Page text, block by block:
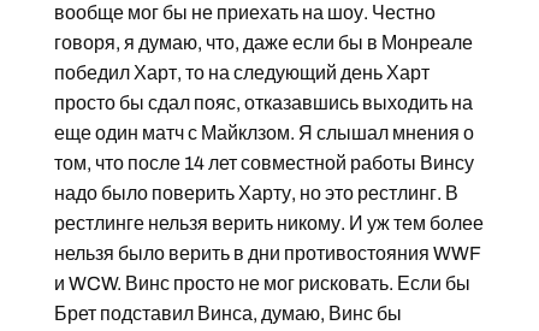
вообще мог бы не приехать на шоу. Честно
говоря, я думаю, что, даже если бы в Монреале
победил Харт, то на следующий день Харт
просто бы сдал пояс, отказавшись выходить на
еще один матч с Майклзом. Я слышал мнения о
том, что после 14 лет совместной работы Винсу
надо было поверить Харту, но это рестлинг. В
рестлинге нельзя верить никому. И уж тем более
нельзя было верить в дни противостояния WWF
и WCW. Винс просто не мог рисковать. Если бы
Брет подставил Винса, думаю, Винс бы